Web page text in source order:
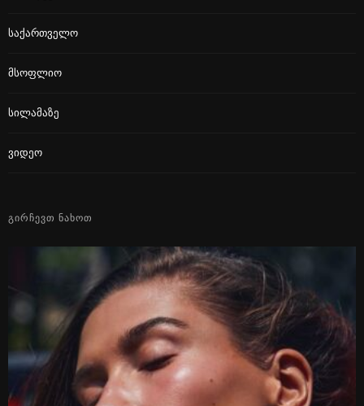
Საქართველო
Მსოფლიო
Სილამაზე
Ვიდეო
ᲒᲘᲠᲩᲔᲕᲗ ᲜᲐᲮᲝᲗ